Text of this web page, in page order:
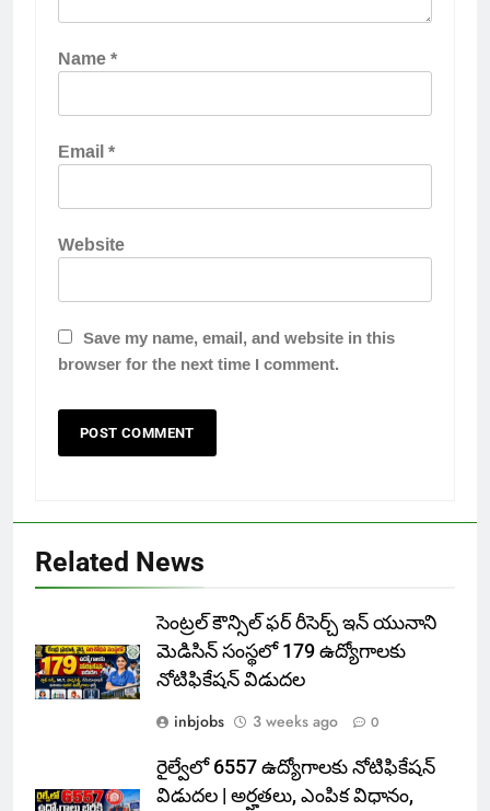
Name*
Email*
Website
Save my name, email, and website in this
browser for the next time I comment.
Related News
సెంట్రల్ కౌన్సిల్ ఫర్ రీసెర్చ్ ఇన్ యునాని
మెడిసిన్ సంస్థలో 179 ఉద్యోగాలకు
నోటిఫికేషన్ విడుదల
inbjobs
3 weeks ago 0
రైల్వేలో 6557 ఉద్యోగాలకు నోటిఫికేషన్
విడుదల | అర్హతలు, ఎంపిక విధానం,